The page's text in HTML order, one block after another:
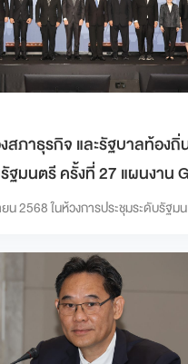
สภาธุรกิจ และรัฐบาลท้องถิ่
ฐมนตรี ครั้งที่ 27 แผนงาน
น 2568 ในห้วงการประชุมระดับรัฐ